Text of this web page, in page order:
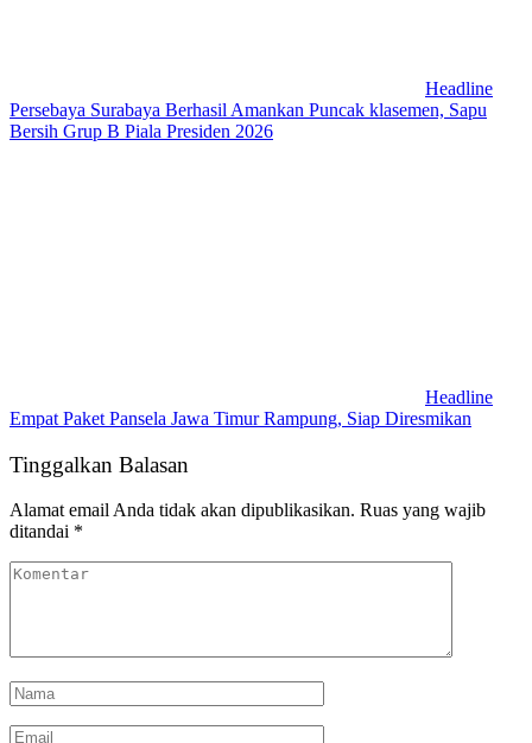
Headline
Persebaya Surabaya Berhasil Amankan Puncak klasemen, Sapu
Bersih Grup B Piala Presiden 2026
Headline
Empat Paket Pansela Jawa Timur Rampung, Siap Diresmikan
Tinggalkan Balasan
Alamat email Anda tidak akan dipublikasikan. Ruas yang wajib
ditandai *